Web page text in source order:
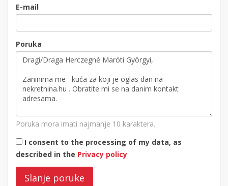
E-mail
Poruka
Poruka mora imati najmanje 10 karaktera.
I consent to the processing of my data, as
described in the Privacy policy
Slanje poruke